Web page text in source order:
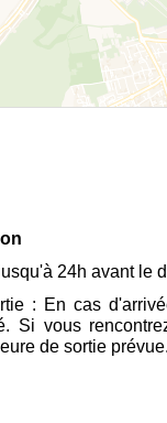
24h avant le
: En cas
Si vous
de sortie prévue.